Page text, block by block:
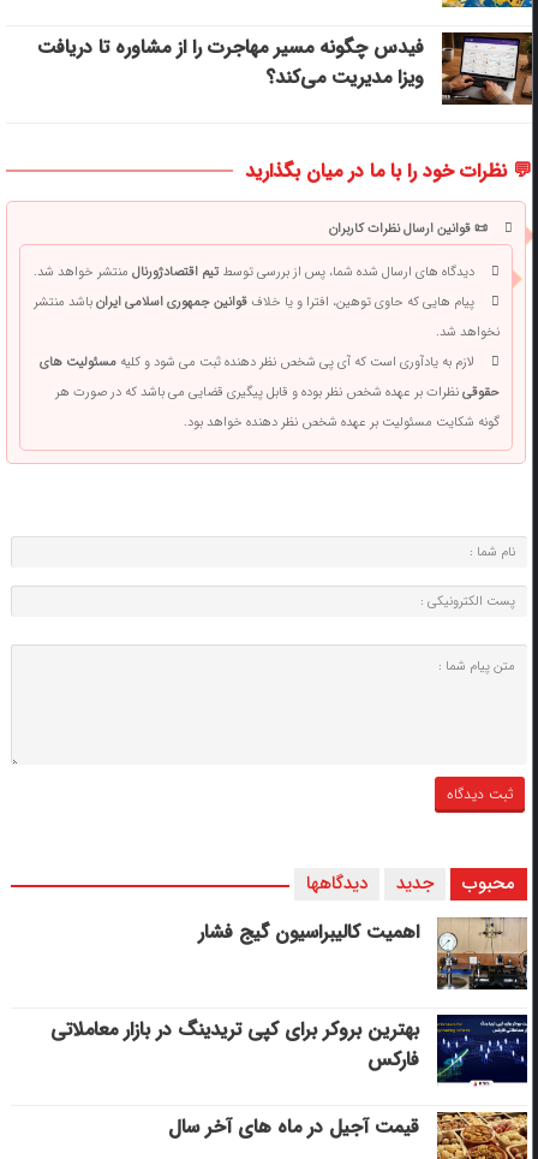
فیدس چگونه مسیر مهاجرت را از مشاوره تا دریافت
ویزا مدیریت می‌کند؟
💬 نظرات خود را با ما در میان بگذارید
📜 قوانین ارسال نظرات کاربران
دیدگاه های ارسال شده شما، پس از بررسی توسطتیم اقتصادژورنالمنتشر خواهد شد.
پیام هایی که حاوی توهین، افترا و یا خلافقوانین جمهوری اسلامی ایرانباشد منتشر
نخواهد شد.
لازم به یادآوری است که آی پی شخص نظر دهنده ثبت می شود و کلیهمسئولیت های
حقوقینظرات بر عهده شخص نظر بوده و قابل پیگیری قضایی می باشد که در صورت هر
گونه شکایت مسئولیت بر عهده شخص نظر دهنده خواهد بود.
محبوب جدید دیدگاهها
اهمیت کالیبراسیون گیج فشار
بهترین بروکر برای کپی‌ تریدینگ در بازار معاملاتی
فارکس
قیمت آجیل در ماه های آخر سال